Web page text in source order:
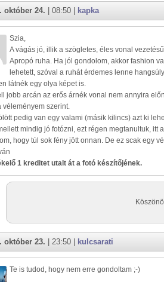
október 24. | 08:50 | kapka
Szia,
A vágás jó, illik a szögletes, éles vonal
Apropó ruha. Ha jól gondolom, akkor fashion
lehetett, szóval a ruhát érdemes lenne
látnék egy olya képet is.
jobb arcán az erős árnék vonal nem annyira
véleményem szerint.
pedig van egy valami (másik kilincs) azt ki
mindig jó fotózni, ezt régen megtanultuk, itt
hogy túl sok fény jött onnan. De ez scak egy
1 kreditet utalt át a fotó készítőjének.
október 23. | 23:50 | kulcsarati
Te is tudod, hogy nem erre gondoltam ;-)